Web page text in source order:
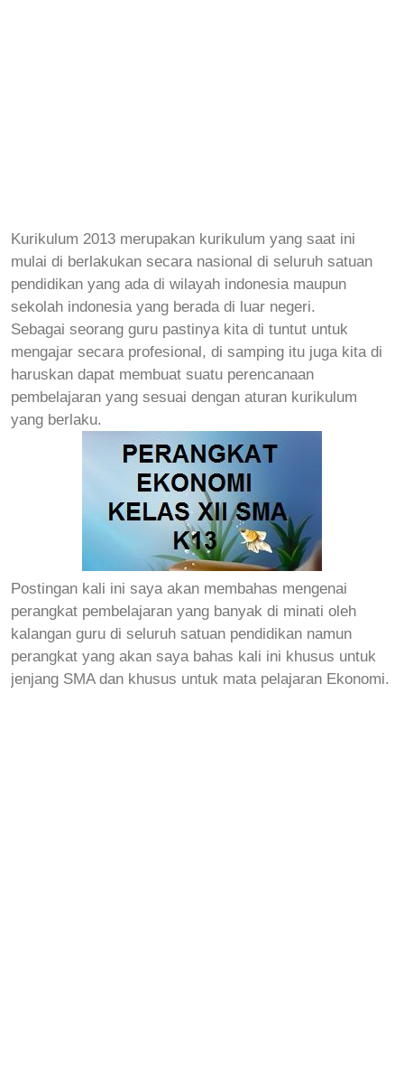
Kurikulum 2013 merupakan kurikulum yang saat ini
mulai di berlakukan secara nasional di seluruh satuan
pendidikan yang ada di wilayah indonesia maupun
sekolah indonesia yang berada di luar negeri.
Sebagai seorang guru pastinya kita di tuntut untuk
mengajar secara profesional, di samping itu juga kita di
haruskan dapat membuat suatu perencanaan
pembelajaran yang sesuai dengan aturan kurikulum
yang berlaku.
Postingan kali ini saya akan membahas mengenai
perangkat pembelajaran yang banyak di minati oleh
kalangan guru di seluruh satuan pendidikan namun
perangkat yang akan saya bahas kali ini khusus untuk
jenjang SMA dan khusus untuk mata pelajaran Ekonomi.